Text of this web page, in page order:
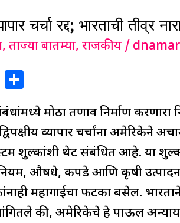
चर्चा रद्द; भारताची तीव्र
,ताज्या बातम्या,राजकीय /
X
h
ar
e
मोठा तणाव निर्माण
व्यापार चर्चांना अमेरिकेने
शुल्कांशी थेट संबंधित आहे. या
औषधे, कपडे आणि कृषी
महागाईचा फटका बसेल.
सांगितले की, अमेरिकेचे हे पाऊल